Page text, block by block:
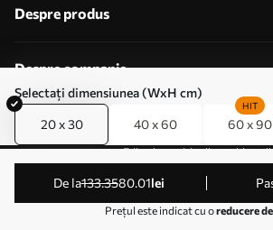
Selectați dimensiunea (WxH cm)
20 x 30 40 x 60 60 x 90
HIT
de la133.3580.01lei
Prețul este indicat cu oreducere
Despre produs
Despre companie
Editați permisiunile cookie-
© 2011-2026 Uwalls . Toate drepturile